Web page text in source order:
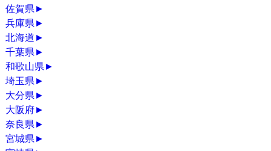
佐賀県 ►
兵庫県 ►
北海道 ►
千葉県 ►
和歌山県 ►
埼玉県 ►
大分県 ►
大阪府►
奈良県 ►
宮城県 ►